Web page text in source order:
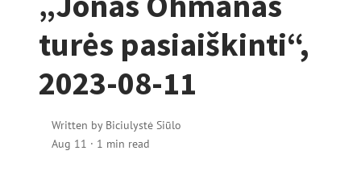
turės pasiaiškinti“,
2023-08-11
Written by Biciulystė Siūlo
Aug 11 · 1 min read